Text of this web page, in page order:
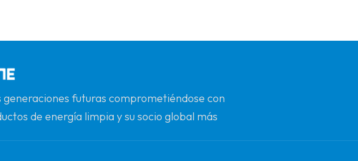
futuras comprometiéndose con
de energía limpia y su socio global más